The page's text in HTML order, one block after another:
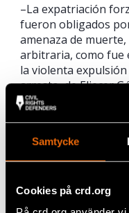
Samtycke
Cookies på crd.org
–La expatriación
fueron obligados
amenaza de
arbitraria, como fue
la violenta
arresto, de Eliecer
UNPACU y promotor
–Miles de arrestos
condenados por
encarcelamiento de
que ha aumentado
políticos y de